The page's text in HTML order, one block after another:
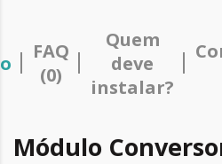
FAQ
(0)
Quem
deve
instalar?
Módulo